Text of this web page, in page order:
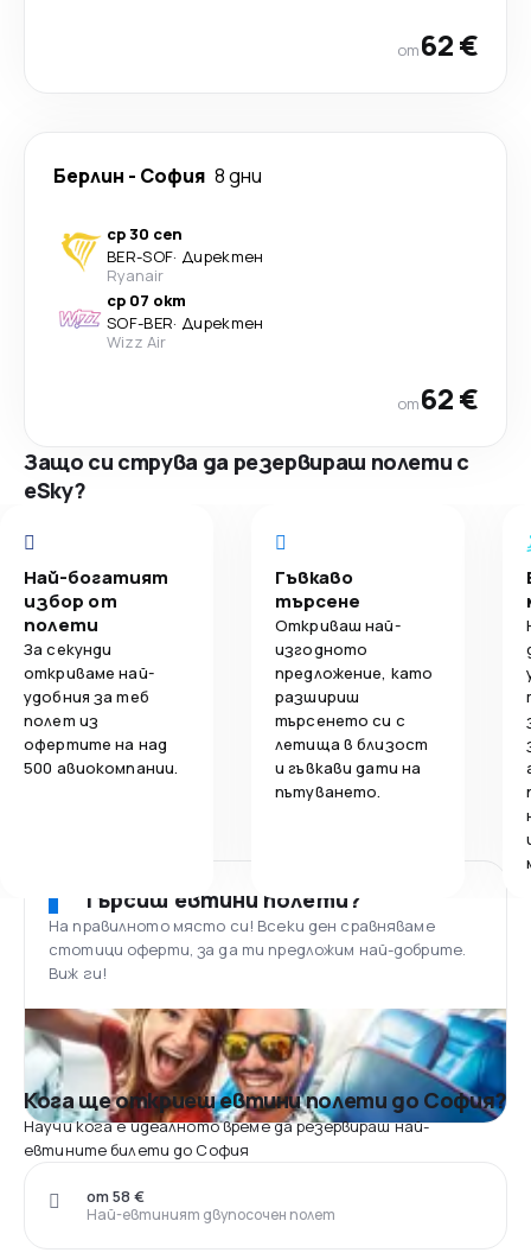
от62 €
Берлин - София 8 дни
ср 30 сеп
BER-SOF· Директен
Ryanair
ср 07 окт
SOF-BER· Директен
Wizz Air
от62 €
Защо си струва да резервираш полети с
eSky?
Най-богатият
избор от
полети
За секунди
откриваме най-
удобния за теб
полет из
офертите на над
500 авиокомпании.
Гъвкаво
търсене
Откриваш най-
изгодното
предложение, като
разшириш
търсенето си с
летища в близост
и гъвкави дати на
пътуването.
Търсиш евтини полети?
На правилното място си! Всеки ден сравняваме
стотици оферти, за да ти предложим най-добрите.
Виж ги!
Кога ще откриеш евтини полети до София?
Научи кога е идеалното време да резервираш най-
евтините билети до София
Най-евтиният двупосочен полет
от 58 €